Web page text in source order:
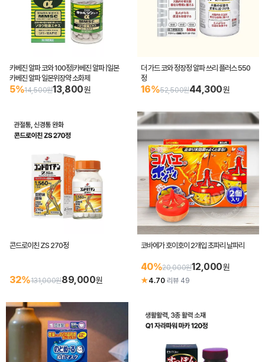
카베진 알파 코와 100정|카베진 알파 |일본
카베진 알파 일본위장약 소화제
5%14,500원13,800원
더 가드 코와 정장정 알파 쓰리 플러스 550
정
16%52,500원44,300원
콘드로이친 ZS 270정
32%131,000원89,000원
코바에가 호이호이 2개입 초파리 날파리
40%20,000원12,000원
★4.70·리뷰 49